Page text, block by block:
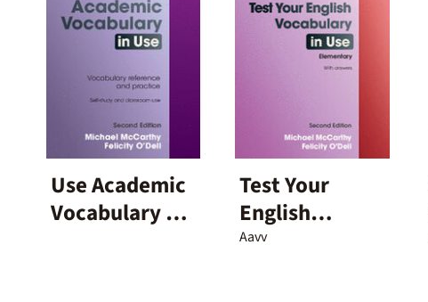
Use Academic
Vocabulary 2E
Test Your
English
Vocabulary in
Aavv